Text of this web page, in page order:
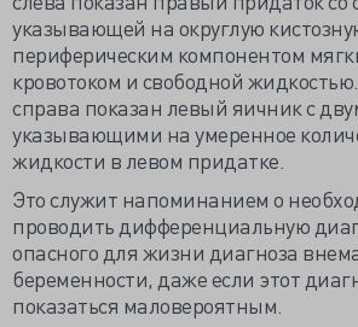
указывающей на округлую
периферическим компонентом
кровотоком и свободной
справа показан левый яичник с
указывающими на умеренное
жидкости в левом придатке.
Это служит напоминанием о
проводить дифференциальную
опасного для жизни диагноза
беременности, даже если этот
показаться маловероятным.